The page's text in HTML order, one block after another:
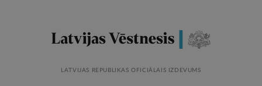
LATVIJAS REPUBLIKAS OFICIĀLAIS IZDEVUMS